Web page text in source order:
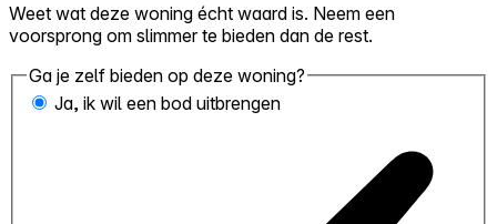
Weet wat deze woning écht waard is. Neem een
voorsprong om slimmer te bieden dan de rest.
Ga je zelf bieden op deze woning?
Ja, ik wil een bod uitbrengen